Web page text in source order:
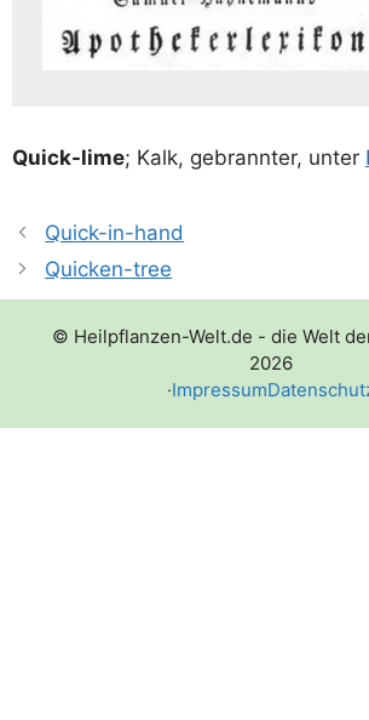
Quick-lime; Kalk, gebrann­ter, unter
Quick-in-hand
Quicken-tree
© Heilpflanzen-Welt.de - die Welt
2026
·Impressum